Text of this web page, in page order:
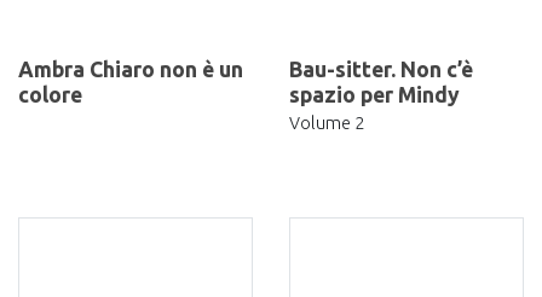
Ambra Chiaro non è un
colore
Bau-sitter. Non c’è
spazio per Mindy
Volume 2